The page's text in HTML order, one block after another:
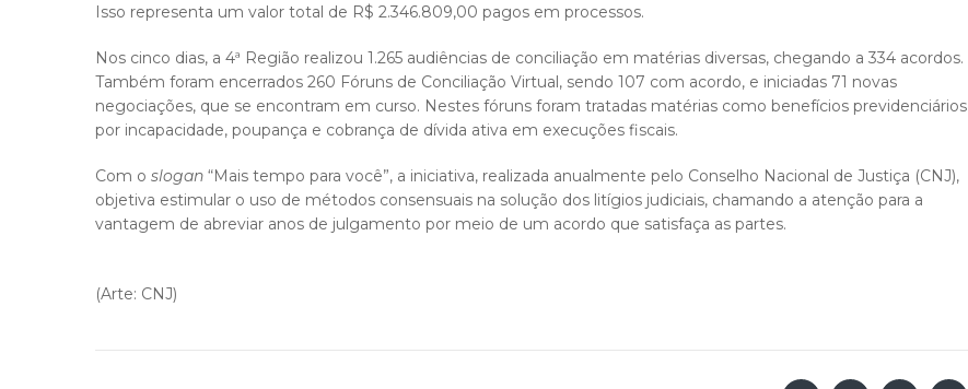
Isso representa um valor total de R$ 2.346.809,00 pagos em processos.
Nos cinco dias, a 4ª Região realizou 1.265 audiências de conciliação em matérias diversas, chegando a 334 acordos.
Também foram encerrados 260 Fóruns de Conciliação Virtual, sendo 107 com acordo, e iniciadas 71 novas
negociações, que se encontram em curso. Nestes fóruns foram tratadas matérias como benefícios previdenciários
por incapacidade, poupança e cobrança de dívida ativa em execuções fiscais.
Com o slogan “Mais tempo para você”, a iniciativa, realizada anualmente pelo Conselho Nacional de Justiça (CNJ),
objetiva estimular o uso de métodos consensuais na solução dos litígios judiciais, chamando a atenção para a
vantagem de abreviar anos de julgamento por meio de um acordo que satisfaça as partes.
(Arte: CNJ)